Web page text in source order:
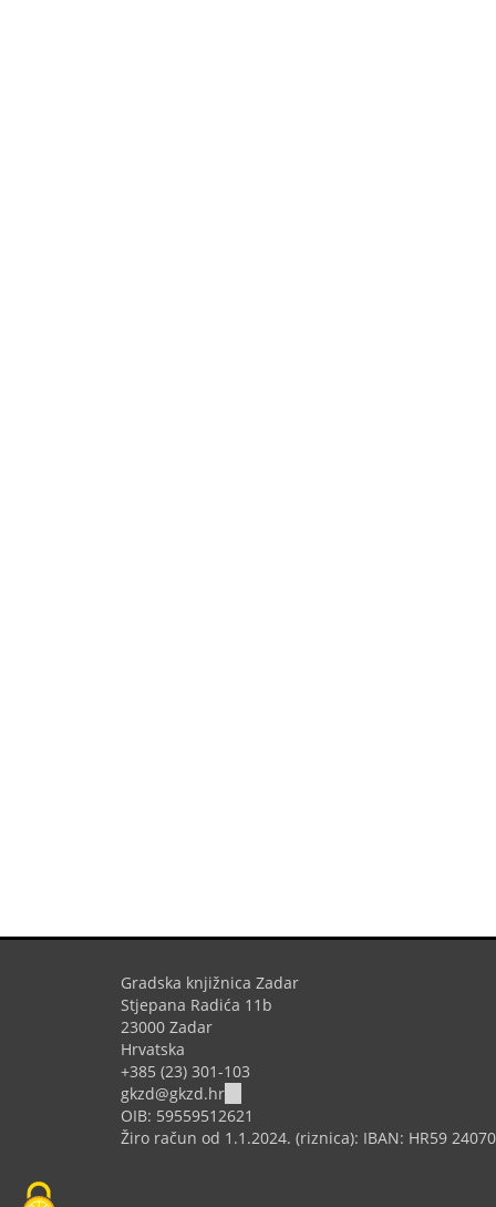
Gradska knjižnica Zadar
Stjepana Radića 11b
23000 Zadar
Hrvatska
+385 (23) 301-103
gkzd@gkzd.hr
sends
e-
mail)
OIB: 59559512621
Žiro račun od 1.1.2024. (riznica): IBAN: HR59